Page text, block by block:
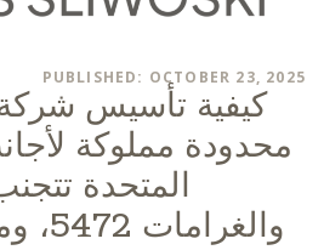
PUBLISHED: OCTOBER 23, 2025
كيفية تأسيس
محدودة مملوكة
المتحدة